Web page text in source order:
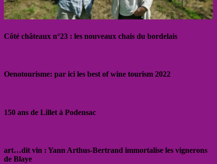
Côté châteaux n°23 : les nouveaux chais du bordelais
Oenotourisme: par ici les best of wine tourism 2022
150 ans de Lillet à Podensac
art…dit vin : Yann Arthus-Bertrand immortalise les vignerons
de Blaye